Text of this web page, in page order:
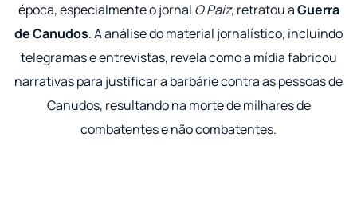
época, especialmente o jornal O Paiz, retratou aGuerra
de Canudos. A análise do material jornalístico, incluindo
telegramas e entrevistas, revela como a mídia fabricou
narrativas para justificar a barbárie contra as pessoas de
Canudos, resultando na morte de milhares de
combatentes e não combatentes.